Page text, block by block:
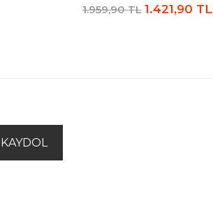
1.959,90 TL 1.421,90 TL
KAYDOL